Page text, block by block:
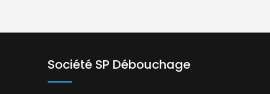
Société SP Débouchage